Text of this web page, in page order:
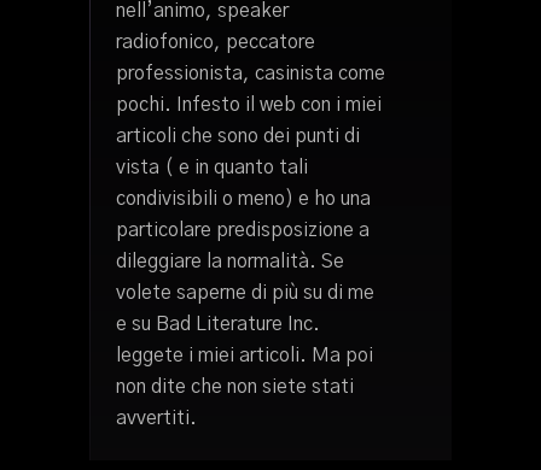
nell’animo, speaker
radiofonico, peccatore
professionista, casinista come
pochi. Infesto il web con i miei
articoli che sono dei punti di
vista ( e in quanto tali
condivisibili o meno) e ho una
particolare predisposizione a
dileggiare la normalità. Se
volete saperne di più su di me
e su Bad Literature Inc.
leggete i miei articoli. Ma poi
non dite che non siete stati
avvertiti.